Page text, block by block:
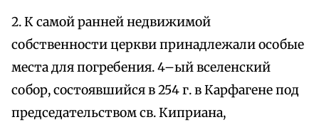
2. К самой ранней недвижимой
собственности церкви принадлежали особые
места для погребения. 4–ый вселенский
собор, состоявшийся в 254 г. в Карфагене под
председательством св. Киприана,